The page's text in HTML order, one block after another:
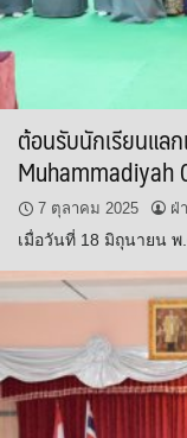
ต้อนรับนักเรียนแล
Muhammadiyah
7 ตุลาคม 2025 ฝ่
เมื่อวันที่ 18 มิถุนายน